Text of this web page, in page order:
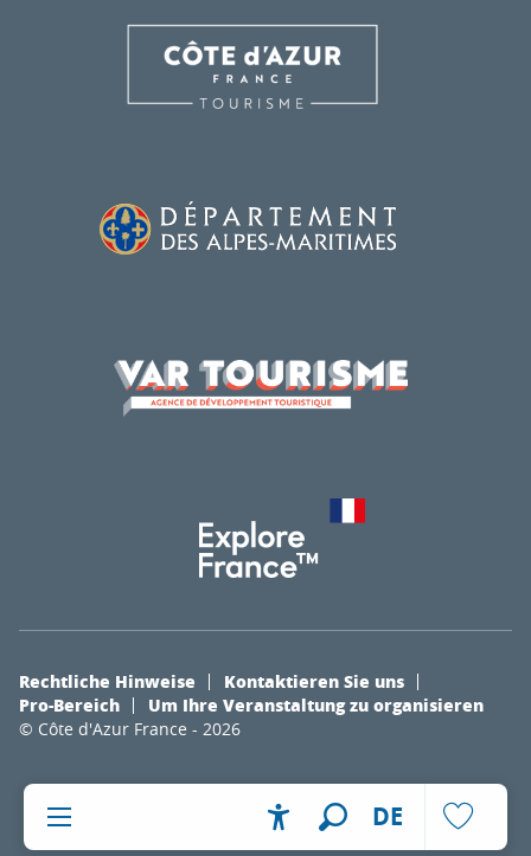
DE
© Côte d'Azur France - 2026
Rechtliche Hinweise
Kontaktieren Sie uns
Pro-Bereich
Um Ihre Veranstaltung zu organisieren